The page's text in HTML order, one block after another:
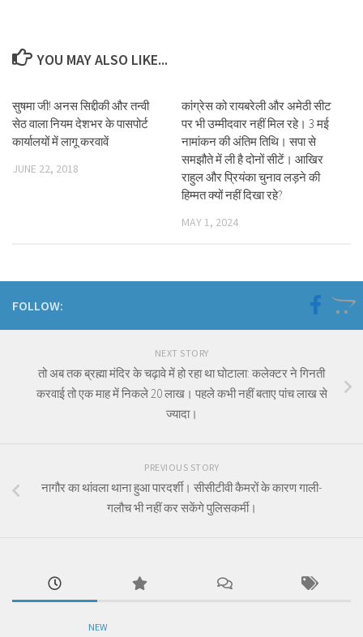
YOU MAY ALSO LIKE...
सुषमा जी! अनस सिद्दीकी और तन्वी
सेठ वाला नियम देशभर के पासपोर्ट
कार्यालयों में लागू करवावें
JUNE 22, 2018
कांग्रेस को रायबरेली और अमेठी सीट
पर भी उम्मीदवार नहीं मिल रहे। 3 मई
नामांकन की अंतिम तिथि। सपा से
समझौते में ली है दोनों सीटें। आखिर
राहुल और प्रियंका चुनाव लड़ने की
हिम्मत क्यों नहीं दिखा रहे?
MAY 1, 2024
FOLLOW:
NEXT STORY
तो अब तक ब्रह्मा मंदिर के चढ़ावे में हो रहा था घोटाला: कलेक्टर ने गिनती
करवाई तो एक माह में निकले 20 लाख। पहले कभी नहीं बताए पांच लाख से
ज्यादा।
PREVIOUS STORY
नागौर का थांवला थाना हुआ पारदर्शी। सीसीटीवी कैमरों के कारण गाली-
गलौच भी नहीं कर सकेंगे पुलिसकर्मी।
NEW